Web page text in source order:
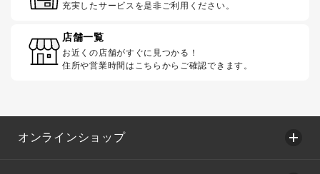
充実したサービスを是非ご利用ください。
店舗一覧
お近くの店舗がすぐに見つかる！
住所や営業時間はこちらからご確認できます。
オンラインショップ